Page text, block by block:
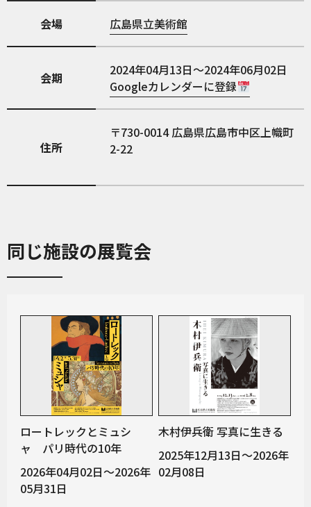
会場 広島県立美術館
会期
2024年04月13日～2024年06月02日
Googleカレンダーに登録
住所
730-0014広島県広島市中区上幟町
2-22
同じ施設の展覧会
ロートレックとミュシ
ャ パリ時代の10年
2026年04月02日～2026年
05月31日
木村伊兵衛 写真に生きる
2025年12月13日～2026年
02月08日